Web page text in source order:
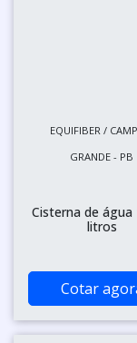
EQUIFIBER /
GRANDE - PB
Cisterna de água
litros
Cotar